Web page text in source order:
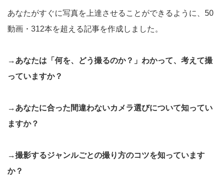
あなたがすぐに写真を上達させることができるように、50
動画・312本を超える記事を作成しました。
→あなたは「何を、どう撮るのか？」わかって、考えて撮
っていますか？
→あなたに合った間違わないカメラ選びについて知ってい
ますか？
→撮影するジャンルごとの撮り方のコツを知っています
か？